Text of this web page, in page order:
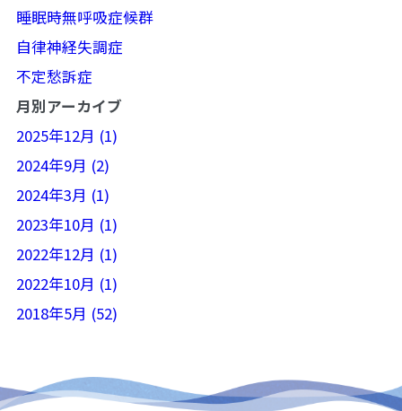
睡眠時無呼吸症候群
自律神経失調症
不定愁訴症
月別アーカイブ
2025年12月 (1)
2024年9月 (2)
2024年3月 (1)
2023年10月 (1)
2022年12月 (1)
2022年10月 (1)
2018年5月 (52)